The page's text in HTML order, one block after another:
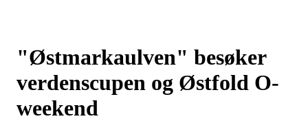
"Østmarkaulven" besøker
verdenscupen og Østfold O-
weekend